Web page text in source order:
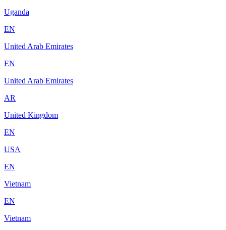
Uganda
EN
United Arab Emirates
EN
United Arab Emirates
AR
United Kingdom
EN
USA
EN
Vietnam
EN
Vietnam